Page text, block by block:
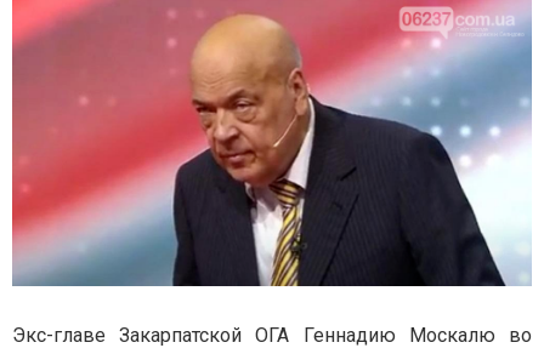
Экс-главе Закарпатской ОГА Геннадию Москалю во